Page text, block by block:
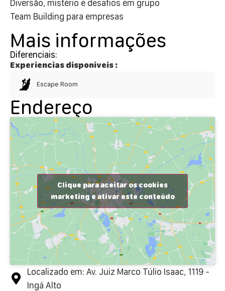
Diversão, mistério e desafios em grupo
Team Building para empresas
Mais informações
Diferenciais:
Experiencias disponiveis :
Escape Room
Endereço
Clique para aceitar os cookies
marketing e ativar este conteúdo
Localizado em: Av. Juiz Marco Túlio Isaac, 1119 -
Ingá Alto